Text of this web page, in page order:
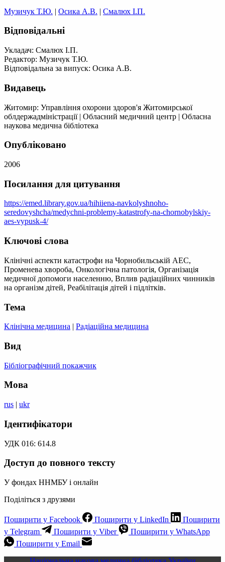
Музичук Т.Ю. | Осика А.В. | Смалюх І.П.
Відповідальні
Укладач: Смалюх І.П.
Редактор: Музичук Т.Ю.
Відповідальна за випуск: Осика А.В.
Видавець
Житомир: Управління охорони здоров'я Житомирської
облдержадміністрації | Обласний медичний центр | Обласна
наукова медична бібліотека
Опубліковано
2006
Посилання для цитування
https://emed.library.gov.ua/hihiiena-navkolyshnoho-
seredovyshcha/medychni-problemy-katastrofy-na-chornobylskiy-
aes-vypusk-4/
Ключові слова
Клінічні аспекти катастрофи на Чорнобильській АЕС,
Променева хвороба, Онкологічна патологія, Організація
медичної допомоги населенню, Вплив радіаційних чинників
на організм дітей, Реабілітація дітей і підлітків.
Тема
Клінічна медицина | Радіаційна медицина
Вид
Бібліографічний покажчик
Мова
rus | ukr
Ідентифікатори
УДК 016: 614.8
Доступ до повного тексту
У фондах ННМБУ і онлайн
Поділіться з друзями
Поширити у Facebook Поширити у LinkedIn
Поширити
у Telegram
Поширити у Viber
Поширити у WhatsApp
Поширити у Email